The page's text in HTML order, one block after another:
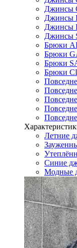
Джинсы
Джинсы
Джинсы
Джинсы
Брюки
Брюки
Брюки
Брюки
Летние
Синие
Модные